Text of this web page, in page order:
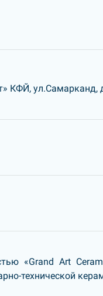
КФЙ, ул.Самарканд,
«Grand Art
технической